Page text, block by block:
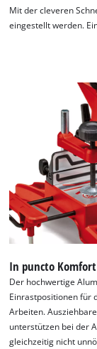
Mit der cleveren
eingestellt werden.
In puncto
Der hochwertige
Einrastpositionen für
Arbeiten.
unterstützen bei der
gleichzeitig nicht